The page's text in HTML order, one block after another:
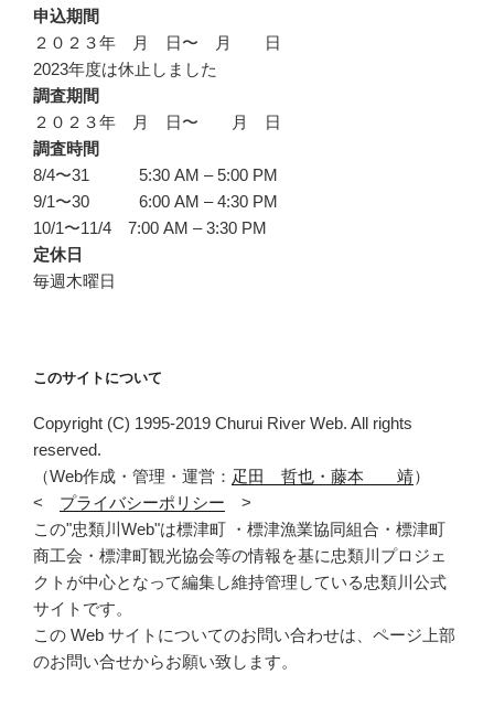
申込期間
２０２３年 月 日〜 月 日
2023年度は休止しました
調査期間
２０２３年 月 日〜 月 日
調査時間
8/4〜31 5:30 AM – 5:00 PM
9/1〜30 6:00 AM – 4:30 PM
10/1〜11/4 7:00 AM – 3:30 PM
定休日
毎週木曜日
このサイトについて
Copyright (C) 1995-2019 Churui River Web. All rights
reserved.
（Web作成・管理・運営： 疋田 哲也・藤本 靖）
< プライバシーポリシー >
この"忠類川Web"は標津町 ・標津漁業協同組合・標津町
商工会・標津町観光協会等の情報を基に忠類川プロジェ
クトが中心となって編集し維持管理している忠類川公式
サイトです。
この Web サイトについてのお問い合わせは、ページ上部
のお問い合せからお願い致します。